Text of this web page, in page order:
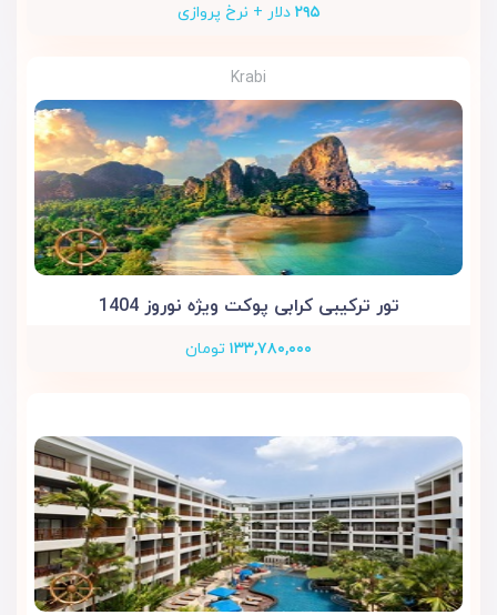
۲۹۵ دلار + نرخ پروازی
Krabi
تور ترکیبی کرابی پوکت ویژه نوروز 1404
۱۳۳,۷۸۰,۰۰۰ تومان